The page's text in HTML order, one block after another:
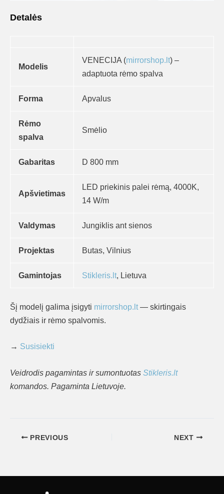
Detalės
Modelis
VENECIJA (mirrorshop.lt) –
adaptuota rėmo spalva
Forma Apvalus
Rėmo
spalva
Smėlio
Gabaritas D 800 mm
Apšvietimas
LED priekinis palei rėmą, 4000K,
14 W/m
Valdymas Jungiklis ant sienos
Projektas Butas, Vilnius
Gamintojas Stikleris.lt, Lietuva
Šį modelį galima įsigyti mirrorshop.lt— skirtingais
dydžiais ir rėmo spalvomis.
→ Susisiekti
Veidrodis pagamintas ir sumontuotas Stikleris.lt
komandos. Pagaminta Lietuvoje.
PREVIOUS NEXT